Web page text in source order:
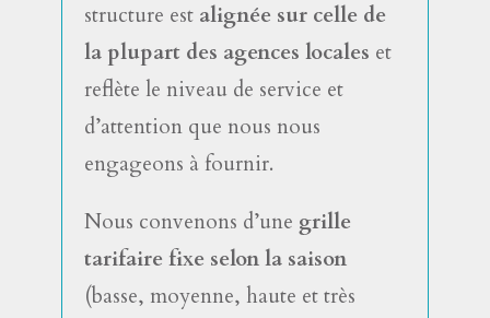
structure est alignée sur celle de
la plupart des agences locales et
reflète le niveau de service et
d’attention que nous nous
engageons à fournir.
Nous convenons d’une grille
tarifaire fixe selon la saison
(basse, moyenne, haute et très